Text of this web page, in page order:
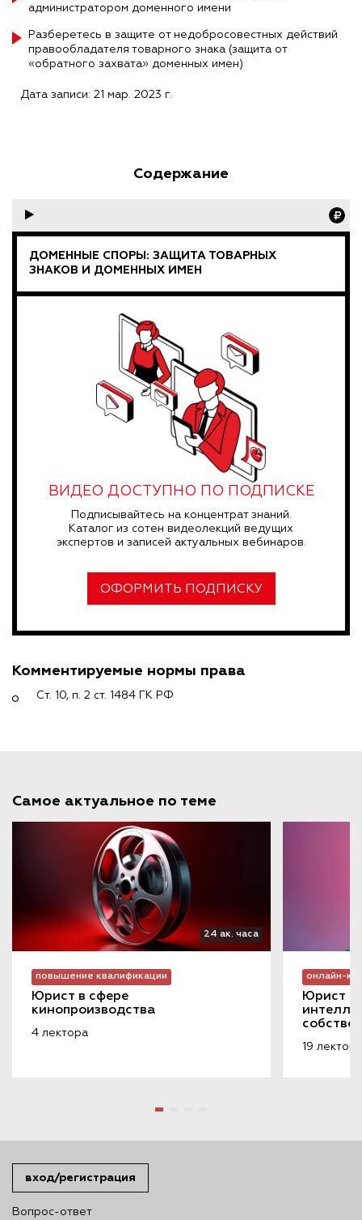
администратором доменного имени
Разберетесь в защите от недобросовестных действий
правообладателя товарного знака (защита от
«обратного захвата» доменных имен)
Дата записи: 21 мар. 2023 г.
Содержание
ДОМЕННЫЕ СПОРЫ: ЗАЩИТА ТОВАРНЫХ
ЗНАКОВ И ДОМЕННЫХ ИМЕН
ВИДЕО ДОСТУПНО ПО ПОДПИСКЕ
Подписывайтесь на концентрат знаний.
Каталог из сотен видеолекций ведущих
экспертов и записей актуальных вебинаров.
ОФОРМИТЬ ПОДПИСКУ
Комментируемые нормы права
Ст. 10, п. 2 ст. 1484 ГК РФ
Самое актуальное по теме
24 ак. часа
повышение квалификации
Юрист в сфере
кинопроизводства
4 лектора
онлайн-
Юрист в
19
вход/регистрация
Вопрос-ответ